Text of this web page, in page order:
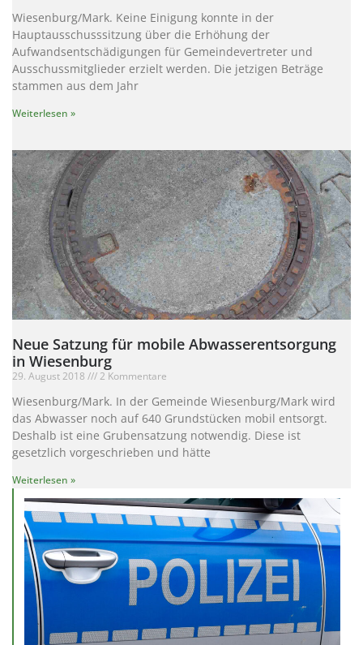
Wiesenburg/Mark. Keine Einigung konnte in der
Hauptausschusssitzung über die Erhöhung der
Aufwandsentschädigungen für Gemeindevertreter und
Ausschussmitglieder erzielt werden. Die jetzigen Beträge
stammen aus dem Jahr
Weiterlesen »
Neue Satzung für mobile Abwasserentsorgung
in Wiesenburg
29. August 2018 2 Kommentare
Wiesenburg/Mark. In der Gemeinde Wiesenburg/Mark wird
das Abwasser noch auf 640 Grundstücken mobil entsorgt.
Deshalb ist eine Grubensatzung notwendig. Diese ist
gesetzlich vorgeschrieben und hätte
Weiterlesen »